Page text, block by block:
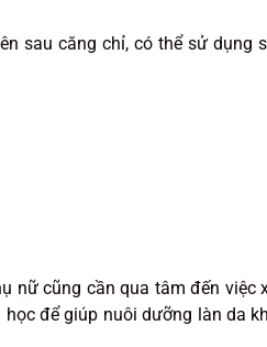
sau căng chỉ, có thể sử dụng
nữ cũng cần qua tâm đến việc
để giúp nuôi dưỡng làn da